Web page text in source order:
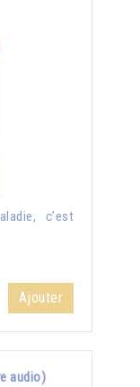
c’est
Ajouter
audio)